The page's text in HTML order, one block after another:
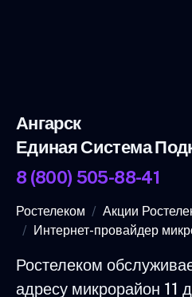
Ангарск
Единая Система
8 (800) 505-88-41
Ростелеком
Акции
Интернет-провайдер
Ростелеком
адресу микрорайон 11